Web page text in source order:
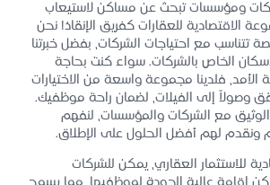
ومؤسسات تبحث عن مساكن لاستيعاب
الاقتصادية للعقارات كفريق الإنقاذ! نحن
تتناسب مع احتياجات الشركات، بفضل خبرتنا
الخاص بالشركات. سواء كنت بحاجة
الأمد، فلدينا مجموعة واسعة من الاختيارات
وصولاً إلى الفيلات، لضمان راحة موظفيك.
الوثيق مع الشركات والمؤسسات، لنفهم
ونقدم لهم أفضل الحلول على الإطلاق.
للاستثمار العقاري، يمكن للشركات
إقامة عالية الجودة لموظفيها، مما يسمح